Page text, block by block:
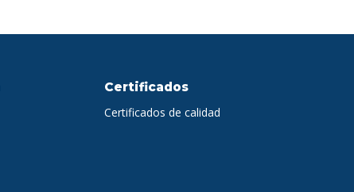
Certificados
Certificados de calidad